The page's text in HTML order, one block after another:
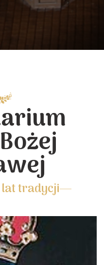
tradycji